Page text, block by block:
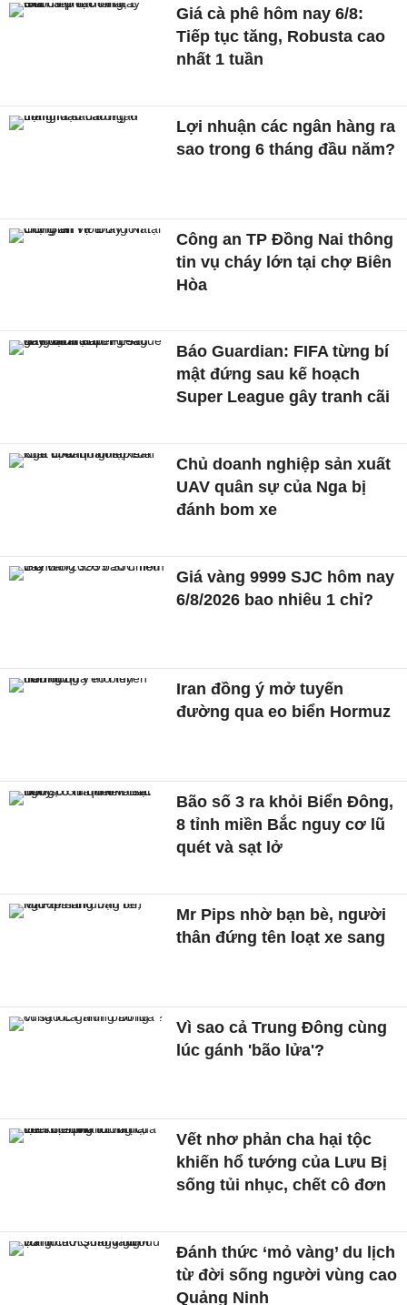
Giá cà phê hôm nay 6/8:
Tiếp tục tăng, Robusta cao
nhất 1 tuần
Lợi nhuận các ngân hàng ra
sao trong 6 tháng đầu năm?
Công an TP Đồng Nai thông
tin vụ cháy lớn tại chợ Biên
Hòa
Báo Guardian: FIFA từng bí
mật đứng sau kế hoạch
Super League gây tranh cãi
Chủ doanh nghiệp sản xuất
UAV quân sự của Nga bị
đánh bom xe
Giá vàng 9999 SJC hôm nay
6/8/2026 bao nhiêu 1 chỉ?
Iran đồng ý mở tuyến
đường qua eo biển Hormuz
Bão số 3 ra khỏi Biển Đông,
8 tỉnh miền Bắc nguy cơ lũ
quét và sạt lở
Mr Pips nhờ bạn bè, người
thân đứng tên loạt xe sang
Vì sao cả Trung Đông cùng
lúc gánh 'bão lửa'?
Vết nhơ phản cha hại tộc
khiến hổ tướng của Lưu Bị
sống tủi nhục, chết cô đơn
Đánh thức ‘mỏ vàng’ du lịch
từ đời sống người vùng cao
Quảng Ninh